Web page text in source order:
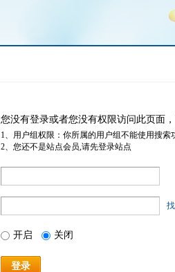
您没有登录或者您没有权限访问此页面
1、用户组权限：你所属的用户组不能使用搜索
2、您还不是站点会员,请先登录站点
开启 关闭
登录